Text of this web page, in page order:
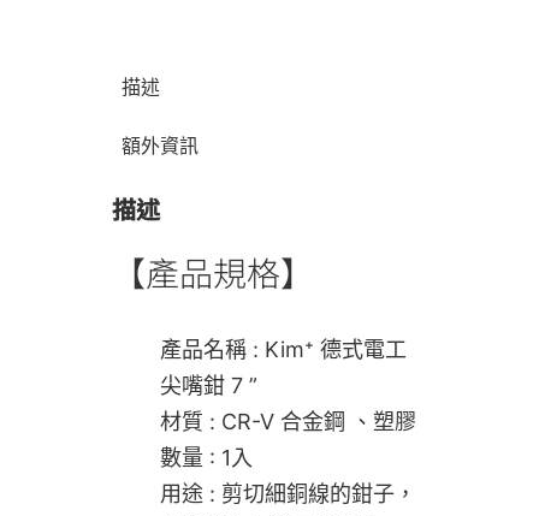
描述
額外資訊
描述
【產品規格】
產品名稱 : Kim⁺ 德式電工
尖嘴鉗 7 ”
材質 : CR-V 合金鋼 、塑膠
數量 : 1入
用途 : 剪切細銅線的鉗子，